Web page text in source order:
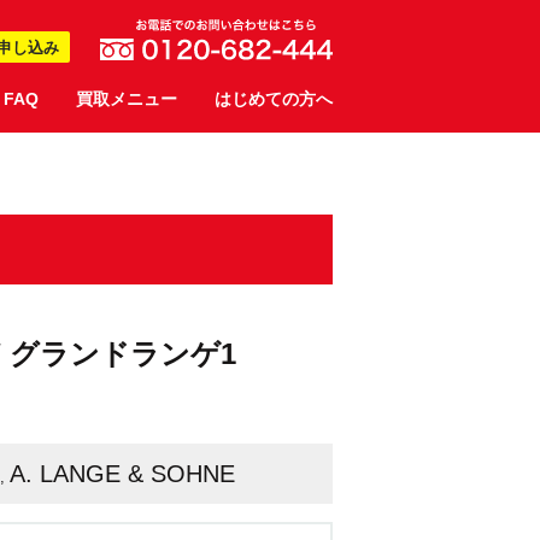
し込み
FAQ 買取メニュー はじめての方へ
ランドランゲ1
, A. LANGE & SOHNE